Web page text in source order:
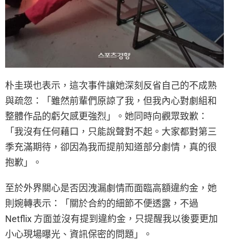
朴圭瑛也表示，這次事件讓她深刻反省自己的不成熟
與疏忽：「雖然前輩們原諒了我，但我內心對劇組和
整體作品的虧欠感更強烈」。她同時向觀眾致歉：
「我沒有任何藉口，只能說聲對不起。大家都對第三
季充滿期待，卻因為我而提前知道部分劇情，真的很
抱歉」。
至於外界關心是否因洩漏劇情而面臨高額違約金，她
則婉轉表示：「關於合約的細節不便透露，不過
Netflix 方面並沒有提到違約金，只提醒我以後要更加
小心現場曝光、資訊保密的問題」。